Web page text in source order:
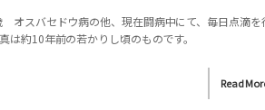
オスバセドウ病の他、現在闘病中にて、毎日点滴を
は約10年前の若かりし頃のものです。
Read